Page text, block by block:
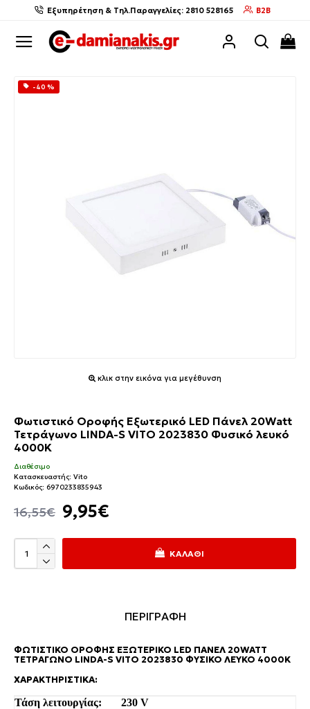
Εξυπηρέτηση & Τηλ.Παραγγελίες: 2810 528165 B2B
-40 %
κλικ στην εικόνα για μεγέθυνση
Φωτιστικό Οροφής Εξωτερικό LED Πάνελ 20Watt
Τετράγωνο LINDA-S VITO 2023830 Φυσικό λευκό
4000K
9,95€
16,55€
Διαθέσιμο
Κατασκευαστής: Vito
Κωδικός: 6970233835943
ΚΑΛΆΘΙ
ΠΕΡΙΓΡΑΦΗ
ΦΩΤΙΣΤΙΚΌ ΟΡΟΦΉΣ ΕΞΩΤΕΡΙΚΌ LED ΠΆΝΕΛ 20WATT
ΤΕΤΡΆΓΩΝΟ LINDA-S VITO 2023830 ΦΥΣΙΚΌ ΛΕΥΚΌ 4000K
ΧΑΡΑΚΤΗΡΙΣΤΙΚΆ:
Τάση λειτουργίας:
230 V